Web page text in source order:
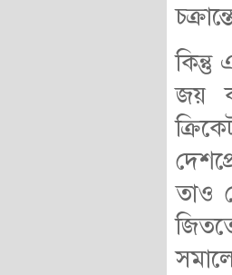
কিন্তু
জয়
তাও